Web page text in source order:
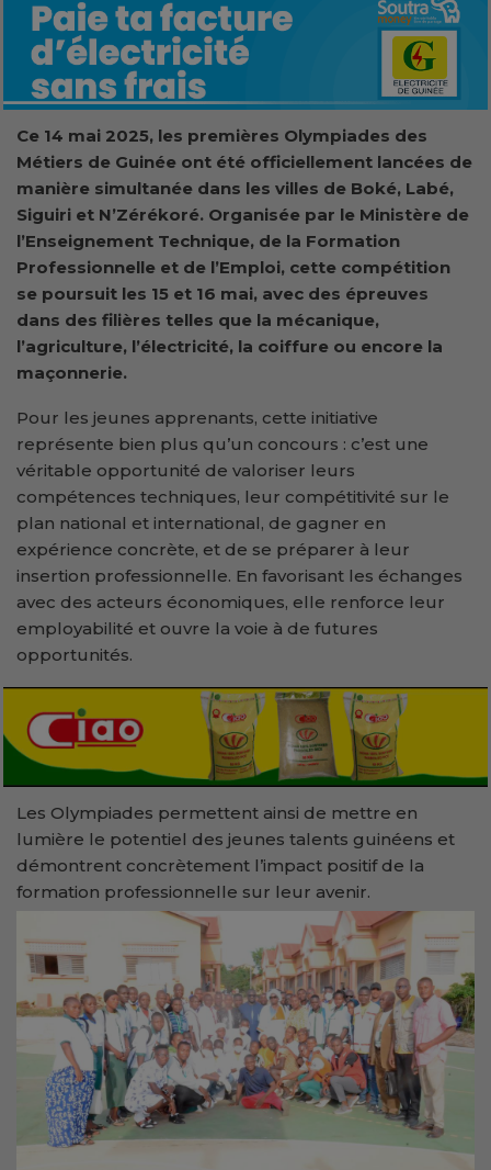
Ce 14 mai 2025, les premières Olympiades des
Métiers de Guinée ont été officiellement lancées de
manière simultanée dans les villes de Boké, Labé,
Siguiri et N’Zérékoré. Organisée par le Ministère de
l’Enseignement Technique, de la Formation
Professionnelle et de l’Emploi, cette compétition
se poursuit les 15 et 16 mai, avec des épreuves
dans des filières telles que la mécanique,
l’agriculture, l’électricité, la coiffure ou encore la
maçonnerie.
Pour les jeunes apprenants, cette initiative
représente bien plus qu’un concours : c’est une
véritable opportunité de valoriser leurs
compétences techniques, leur compétitivité sur le
plan national et international, de gagner en
expérience concrète, et de se préparer à leur
insertion professionnelle. En favorisant les échanges
avec des acteurs économiques, elle renforce leur
employabilité et ouvre la voie à de futures
opportunités.
Les Olympiades permettent ainsi de mettre en
lumière le potentiel des jeunes talents guinéens et
démontrent concrètement l’impact positif de la
formation professionnelle sur leur avenir.